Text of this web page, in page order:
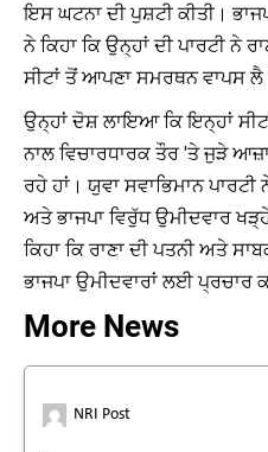
ਇਸ ਘਟਨਾ ਦੀ ਪੁਸ਼ਟੀ ਕੀਤੀ।
ਨੇ ਕਿਹਾ ਕਿ ਉਨ੍ਹਾਂ ਦੀ ਪਾਰਟੀ ਨੇ
ਸੀਟਾਂ ਤੋਂ ਆਪਣਾ ਸਮਰਥਨ ਵਾਪਸ
ਉਨ੍ਹਾਂ ਦੋਸ਼ ਲਾਇਆ ਕਿ ਇਨ੍ਹਾਂ
ਨਾਲ ਵਿਚਾਰਧਾਰਕ ਤੌਰ 'ਤੇ ਜੁੜੇ
ਰਹੇ ਹਾਂ। ਯੁਵਾ ਸਵਾਭਿਮਾਨ
ਅਤੇ ਭਾਜਪਾ ਵਿਰੁੱਧ ਉਮੀਦਵਾਰ
ਕਿਹਾ ਕਿ ਰਾਣਾ ਦੀ ਪਤਨੀ ਅਤੇ
ਭਾਜਪਾ ਉਮੀਦਵਾਰਾਂ ਲਈ ਪ੍ਰਚਾਰ
More News
NRI Post